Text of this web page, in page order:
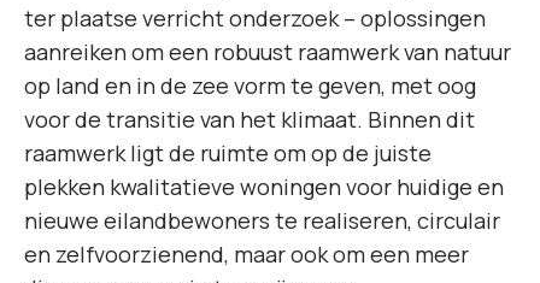
ter plaatse verricht onderzoek – oplossingen
aanreiken om een robuust raamwerk van natuur
op land en in de zee vorm te geven, met oog
voor de transitie van het klimaat. Binnen dit
raamwerk ligt de ruimte om op de juiste
plekken kwalitatieve woningen voor huidige en
nieuwe eilandbewoners te realiseren, circulair
en zelfvoorzienend, maar ook om een meer